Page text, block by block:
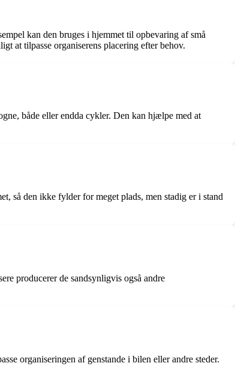
kan den bruges i hjemmet til opbevaring af små
at tilpasse organiserens placering efter behov.
både eller endda cykler. Den kan hjælpe med at
så den ikke fylder for meget plads, men stadig er i stand
producerer de sandsynligvis også andre
organiseringen af genstande i bilen eller andre steder.